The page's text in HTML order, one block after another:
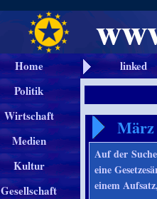
Home linked
Politik
Wirtschaft
Medien
Kultur
Gesellschaft
März
Auf der
eine
einem